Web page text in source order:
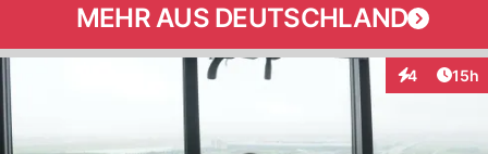
MEHR AUS DEUTSCHLAND
4
Interaktionen
15h